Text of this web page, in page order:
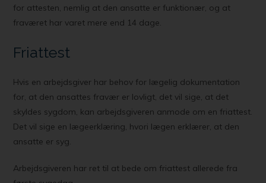
for attesten, nemlig at den ansatte er funktionær, og at
fraværet har varet mere end 14 dage.
Friattest
Hvis en arbejdsgiver har behov for lægelig dokumentation
for, at den ansattes fravær er lovligt, det vil sige, at det
skyldes sygdom, kan arbejdsgiveren anmode om en friattest.
Det vil sige en lægeerklæring, hvori lægen erklærer, at den
ansatte er syg.
Arbejdsgiveren har ret til at bede om friattest allerede fra